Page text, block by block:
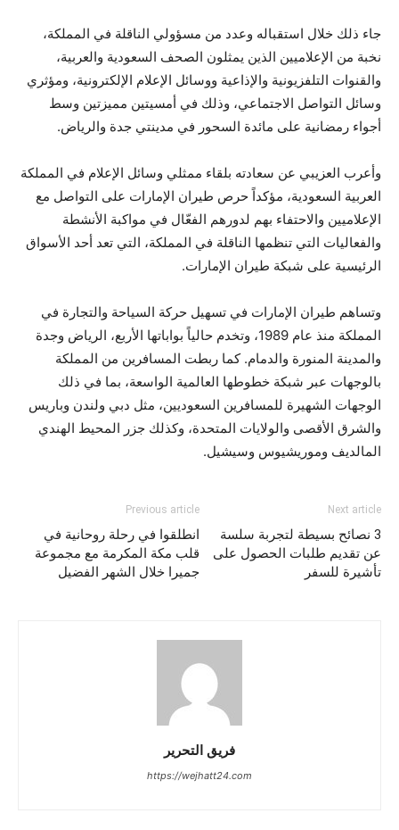
جاء ذلك خلال استقباله وعدد من مسؤولي الناقلة في المملكة،
نخبة من الإعلاميين الذين يمثلون الصحف السعودية والعربية،
والقنوات التلفزيونية والإذاعية ووسائل الإعلام الإلكترونية، ومؤثري
وسائل التواصل الاجتماعي، وذلك في أمسيتين مميزتين وسط
أجواء رمضانية على مائدة السحور في مدينتي جدة والرياض.
وأعرب العزيبي عن سعادته بلقاء ممثلي وسائل الإعلام في المملكة
العربية السعودية، مؤكداً حرص طيران الإمارات على التواصل مع
الإعلاميين والاحتفاء بهم لدورهم الفعّال في مواكبة الأنشطة
والفعاليات التي تنظمها الناقلة في المملكة، التي تعد أحد الأسواق
الرئيسية على شبكة طيران الإمارات.
وتساهم طيران الإمارات في تسهيل حركة السياحة والتجارة في
المملكة منذ عام 1989، وتخدم حالياً بواباتها الأربع، الرياض وجدة
والمدينة المنورة والدمام. كما ربطت المسافرين من المملكة
بالوجهات عبر شبكة خطوطها العالمية الواسعة، بما في ذلك
الوجهات الشهيرة للمسافرين السعوديين، مثل دبي ولندن وباريس
والشرق الأقصى والولايات المتحدة، وكذلك جزر المحيط الهندي
المالديف وموريشيوس وسيشيل.
Previous article
انطلقوا في رحلة روحانية في
قلب مكة المكرمة مع مجموعة
جميرا خلال الشهر الفضيل
Next article
3 نصائح بسيطة لتجربة سلسة
عن تقديم طلبات الحصول على
تأشيرة للسفر
فريق التحرير
https://wejhatt24.com